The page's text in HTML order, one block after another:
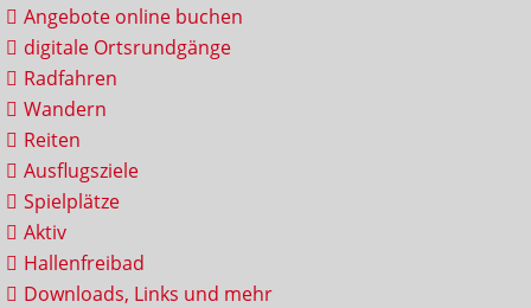
Angebote online buchen
digitale Ortsrundgänge
Radfahren
Wandern
Reiten
Ausflugsziele
Spielplätze
Aktiv
Hallenfreibad
Downloads, Links und mehr